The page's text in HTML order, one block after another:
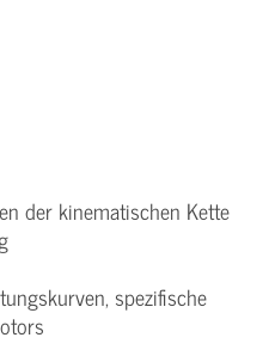
der kinematischen Kette
spezifische